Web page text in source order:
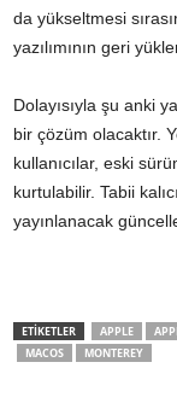
da yükseltmesi
yazılımının geri
Dolayısıyla şu anki
bir çözüm olacaktır.
kullanıcılar, eski
kurtulabilir. Tabii
yayınlanacak
ETİKETLER APPLE
MACOS
MONTEREY